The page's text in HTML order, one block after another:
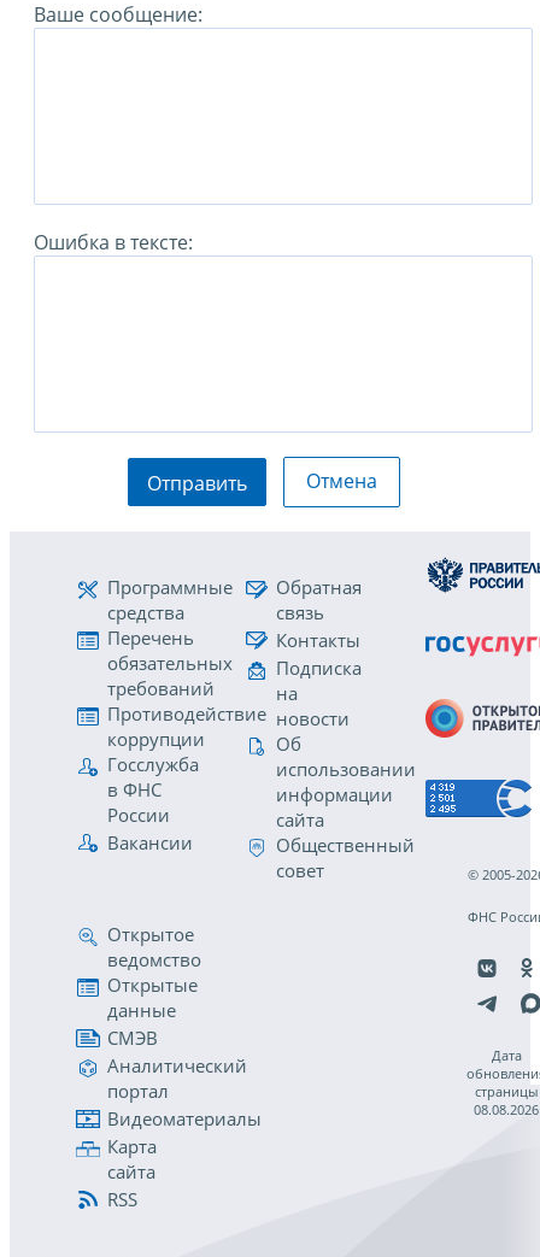
Ваше сообщение:
Ошибка в тексте:
Отправить Отмена
Программные
средства
Перечень
обязательных
требований
Противодействие
коррупции
Госслужба
в ФНС
России
Вакансии
Обратная
связь
Контакты
Подписка
на
новости
Об
использовании
информации
сайта
Общественный
совет
Открытое
ведомство
Открытые
данные
СМЭВ
Аналитический
портал
Видеоматериалы
Карта
сайта
RSS
© 2005-
ФНС
Дата
страницы
08.08.2026